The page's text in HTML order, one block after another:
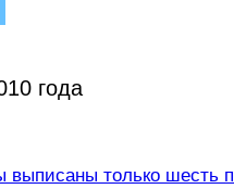
года
выписаны только шесть